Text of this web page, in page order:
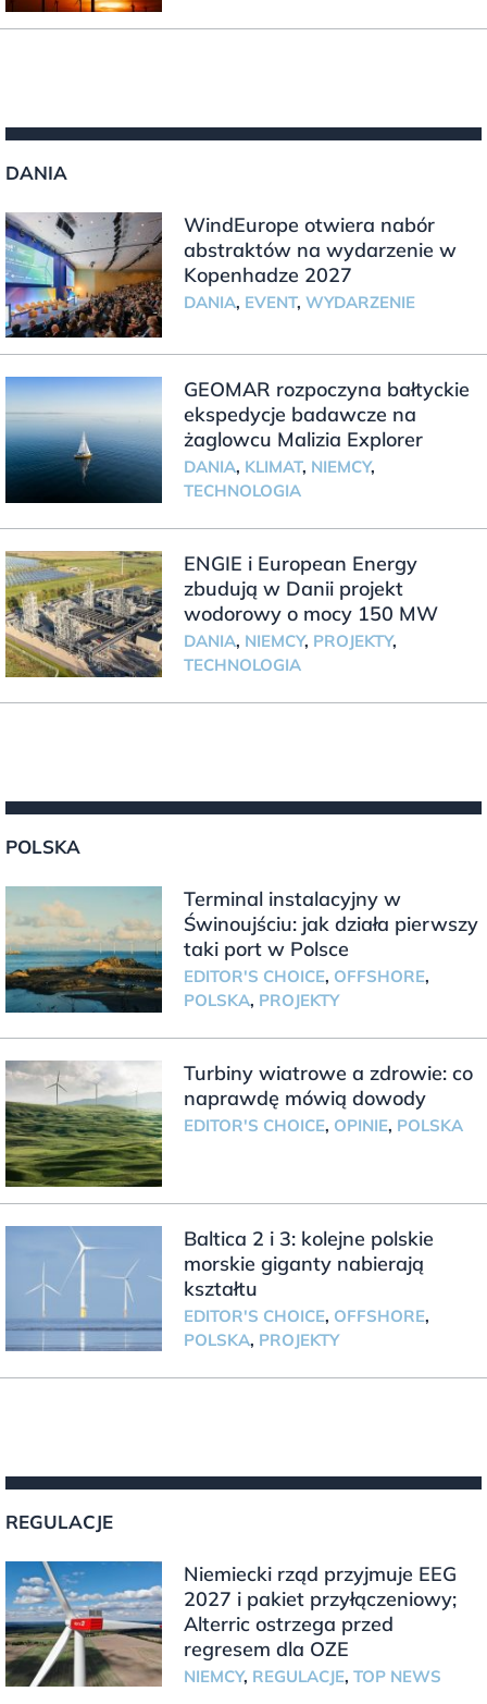
DANIA
WindEurope otwiera nabór
abstraktów na wydarzenie w
Kopenhadze 2027
DANIA, EVENT, WYDARZENIE
GEOMAR rozpoczyna bałtyckie
ekspedycje badawcze na
żaglowcu Malizia Explorer
DANIA, KLIMAT, NIEMCY,
TECHNOLOGIA
ENGIE i European Energy
zbudują w Danii projekt
wodorowy o mocy 150 MW
DANIA, NIEMCY, PROJEKTY,
TECHNOLOGIA
POLSKA
Terminal instalacyjny w
Świnoujściu: jak działa pierwszy
taki port w Polsce
EDITOR'S CHOICE, OFFSHORE,
POLSKA, PROJEKTY
Turbiny wiatrowe a zdrowie: co
naprawdę mówią dowody
EDITOR'S CHOICE, OPINIE, POLSKA
Baltica 2 i 3: kolejne polskie
morskie giganty nabierają
kształtu
EDITOR'S CHOICE, OFFSHORE,
POLSKA, PROJEKTY
REGULACJE
Niemiecki rząd przyjmuje EEG
2027 i pakiet przyłączeniowy;
Alterric ostrzega przed
regresem dla OZE
NIEMCY, REGULACJE, TOP NEWS